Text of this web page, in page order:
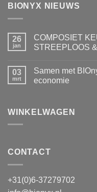
BIONYX NIEUWS
26
jan
COMPOSIET
STREEPLOOS
op
COMPOSIET
KEUKENAANRECHTBLAD
SCHOONMAKEN!
03
mrt
Samen met
economie
Samen
met
een
circulaire
WINKELWAGEN
CONTACT
+31(0)6-37279702